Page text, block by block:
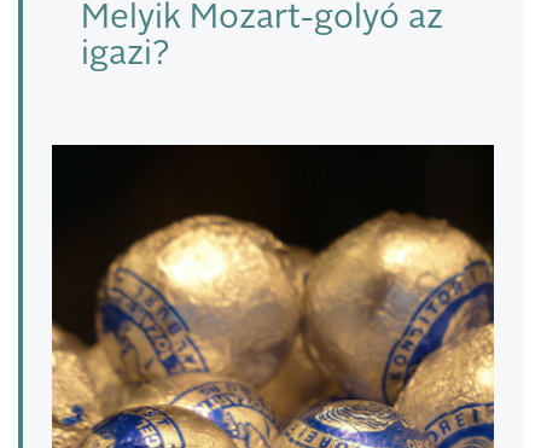
Melyik Mozart-golyó az
igazi?